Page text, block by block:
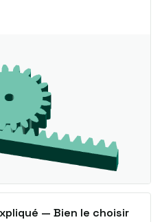
— Bien le choisir